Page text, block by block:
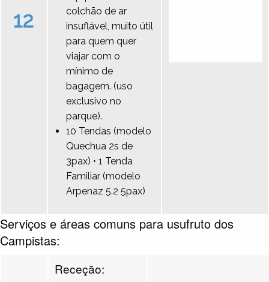
12
colchão de ar
insuflável, muito útil
para quem quer
viajar com o
mínimo de
bagagem. (uso
exclusivo no
parque).
10 Tendas (modelo
Quechua 2s de
3pax) • 1 Tenda
Familiar (modelo
Arpenaz 5.2 5pax)
Serviços e áreas comuns para usufruto dos
Campistas:
Receção: